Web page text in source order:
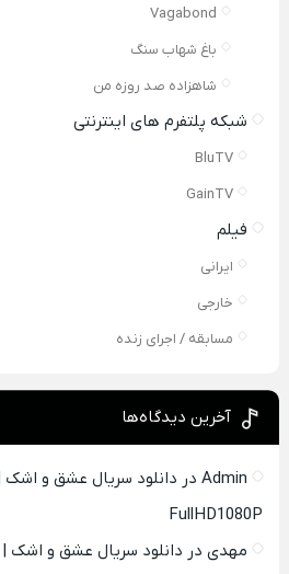
Vagabond
باغ شهاب سنگ
شاهزاده صد روزه من
شبکه پلتفرم های اینترنتی
BluTV
GainTV
فیلم
ایرانی
خارجی
مسابقه / اجرای زنده
آخرین دیدگاه‌ها
Adminدر
FullHD1080P
مهدیدر